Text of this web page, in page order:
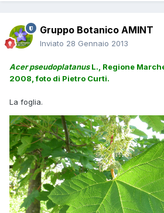
Gruppo Botanico AMINT
Inviato 28 Gennaio 2013
Acer pseudoplatanusL., Regione
2008, foto di Pietro Curti.
La foglia.